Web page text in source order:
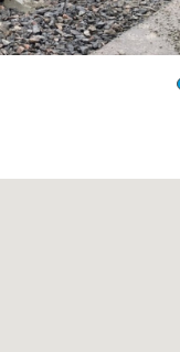
Urdorf Gl. 61, Gl.